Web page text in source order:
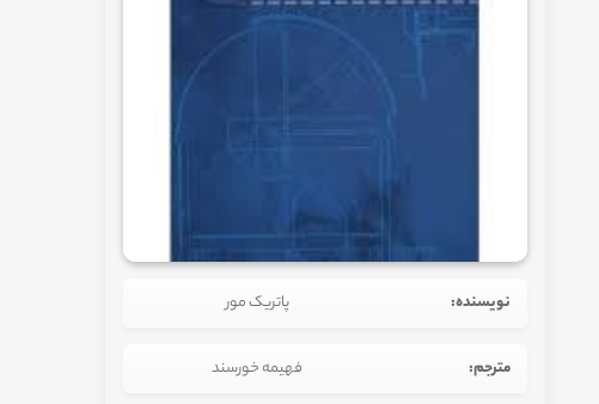
نویسنده: پاتریک مور
مترجم: فهیمه خورسند